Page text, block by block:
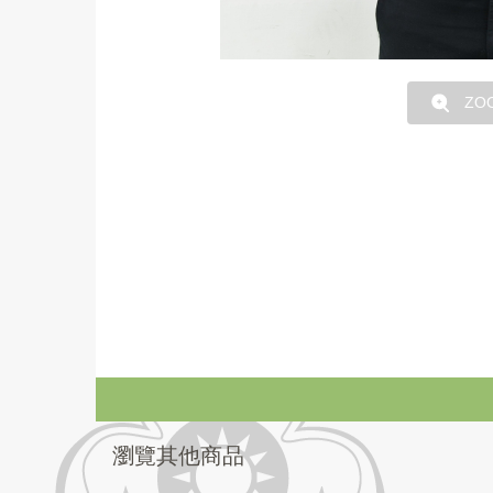
瀏覽其他商品